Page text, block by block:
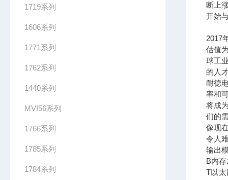
1719系列
1606系列
1771系列
1762系列
1440系列
MVI56系列
1766系列
1785系列
1784系列
断上
开始
2017
估值
球工
的人
耐德
率和
将成
们的
像现
令人
输出
B内
T以太